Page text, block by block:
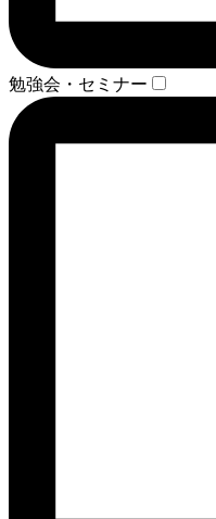
勉強会・セミナー